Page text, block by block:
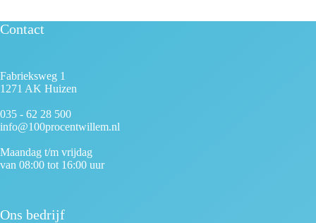
Contact
Fabrieksweg 1
1271 AK Huizen
035 - 62 28 500
info@100procentwillem.nl
Maandag t/m vrijdag
van 08:00 tot 16:00 uur
Ons bedrijf